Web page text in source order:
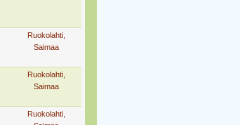
Ruokolahti,
Saimaa
Ruokolahti,
Saimaa
Ruokolahti,